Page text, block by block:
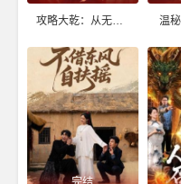
攻略大乾：从无赖到霸主 温